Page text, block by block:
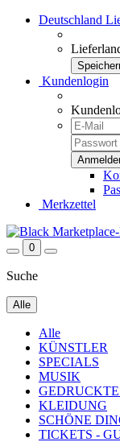
Deutschland
Kundenlogin
Merkzettel
0
Suche
Alle
Alle
KÜNSTLER
SPECIALS
MUSIK
KLEIDUNG
SCHÖNE
TICKETS -